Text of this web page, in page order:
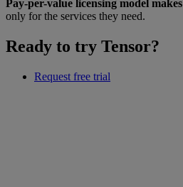
Pay-per-value licensing model makes
only for the services they need.
Ready to try Tensor?
Request free trial